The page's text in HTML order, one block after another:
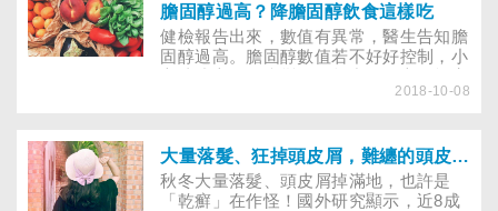
維持在33℃左右時，較能進入舒適的睡眠
狀態。
膽固醇過高？降膽固醇飲食這樣吃
健檢報告出來，數值有異常，醫生告知膽
固醇過高。膽固醇數值若不好好控制，小
等致命的疾病。要控制膽固醇，飲食如何
花生等有用嗎？本篇懶人包告訴你關於控
制膽固醇的飲食該怎麼做。
2018-10-08
大量落髮、狂掉頭皮屑，難纏的頭皮乾癬怎麼治？
秋冬大量落髮、頭皮屑掉滿地，也許是
「乾癬」在作怪！國外研究顯示，近8成